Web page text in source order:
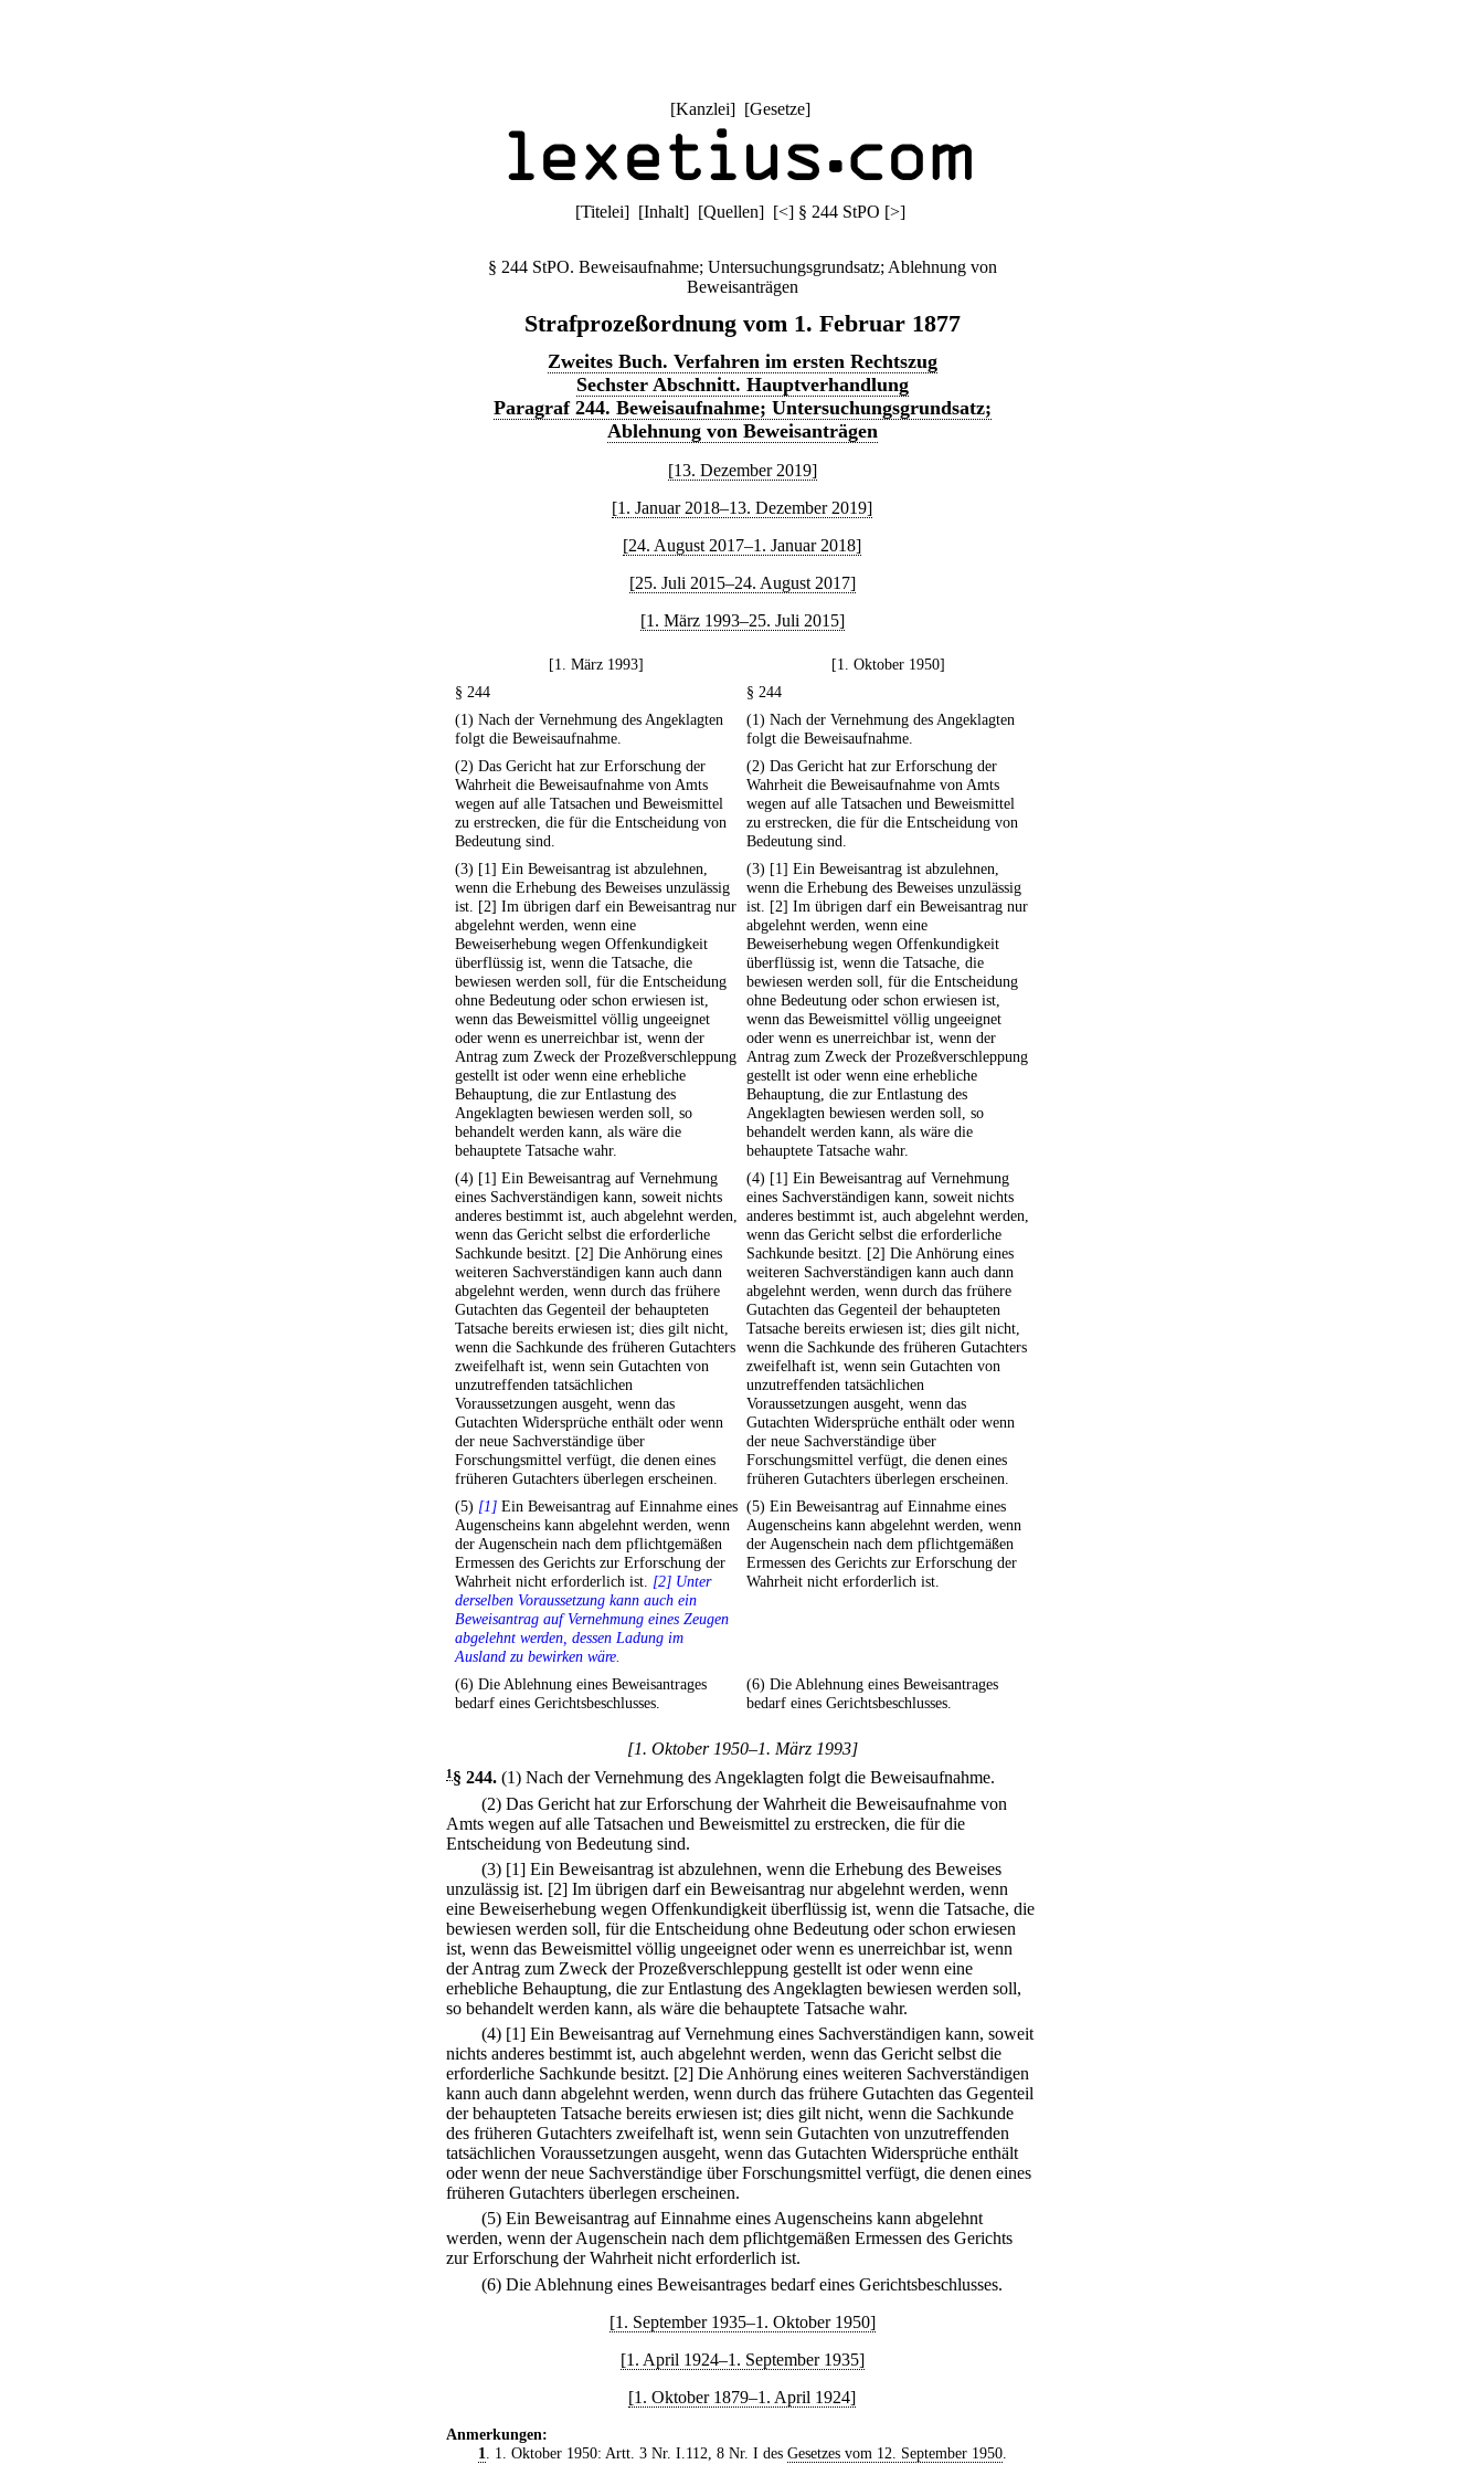
[Kanzlei] [Gesetze]
[Titelei] [Inhalt] [Quellen] [<] § 244 StPO [>]
§ 244 StPO. Beweisaufnahme; Untersuchungsgrundsatz; Ablehnung von
Beweisanträgen
Strafprozeßordnung vom 1. Februar 1877
Zweites Buch. Verfahren im ersten Rechtszug
Sechster Abschnitt. Hauptverhandlung
Paragraf 244. Beweisaufnahme; Untersuchungsgrundsatz;
Ablehnung von Beweisanträgen
[13. Dezember 2019]
[1. Januar 2018–13. Dezember 2019]
[24. August 2017–1. Januar 2018]
[25. Juli 2015–24. August 2017]
[1. März 1993–25. Juli 2015]
[1. März 1993]
[1. Oktober 1950]
§ 244
§ 244
(1) Nach der Vernehmung des Angeklagten
folgt die Beweisaufnahme.
(1) Nach der Vernehmung des Angeklagten
folgt die Beweisaufnahme.
(2) Das Gericht hat zur Erforschung der
Wahrheit die Beweisaufnahme von Amts
wegen auf alle Tatsachen und Beweismittel
zu erstrecken, die für die Entscheidung von
Bedeutung sind.
(2) Das Gericht hat zur Erforschung der
Wahrheit die Beweisaufnahme von Amts
wegen auf alle Tatsachen und Beweismittel
zu erstrecken, die für die Entscheidung von
Bedeutung sind.
(3) [1] Ein Beweisantrag ist abzulehnen,
wenn die Erhebung des Beweises unzulässig
ist. [2] Im übrigen darf ein Beweisantrag nur
abgelehnt werden, wenn eine
Beweiserhebung wegen Offenkundigkeit
überflüssig ist, wenn die Tatsache, die
bewiesen werden soll, für die Entscheidung
ohne Bedeutung oder schon erwiesen ist,
wenn das Beweismittel völlig ungeeignet
oder wenn es unerreichbar ist, wenn der
Antrag zum Zweck der Prozeßverschleppung
gestellt ist oder wenn eine erhebliche
Behauptung, die zur Entlastung des
Angeklagten bewiesen werden soll, so
behandelt werden kann, als wäre die
behauptete Tatsache wahr.
(3) [1] Ein Beweisantrag ist abzulehnen,
wenn die Erhebung des Beweises unzulässig
ist. [2] Im übrigen darf ein Beweisantrag nur
abgelehnt werden, wenn eine
Beweiserhebung wegen Offenkundigkeit
überflüssig ist, wenn die Tatsache, die
bewiesen werden soll, für die Entscheidung
ohne Bedeutung oder schon erwiesen ist,
wenn das Beweismittel völlig ungeeignet
oder wenn es unerreichbar ist, wenn der
Antrag zum Zweck der Prozeßverschleppung
gestellt ist oder wenn eine erhebliche
Behauptung, die zur Entlastung des
Angeklagten bewiesen werden soll, so
behandelt werden kann, als wäre die
behauptete Tatsache wahr.
(4) [1] Ein Beweisantrag auf Vernehmung
eines Sachverständigen kann, soweit nichts
anderes bestimmt ist, auch abgelehnt werden,
wenn das Gericht selbst die erforderliche
Sachkunde besitzt. [2] Die Anhörung eines
weiteren Sachverständigen kann auch dann
abgelehnt werden, wenn durch das frühere
Gutachten das Gegenteil der behaupteten
Tatsache bereits erwiesen ist; dies gilt nicht,
wenn die Sachkunde des früheren Gutachters
zweifelhaft ist, wenn sein Gutachten von
unzutreffenden tatsächlichen
Voraussetzungen ausgeht, wenn das
Gutachten Widersprüche enthält oder wenn
der neue Sachverständige über
Forschungsmittel verfügt, die denen eines
früheren Gutachters überlegen erscheinen.
(4) [1] Ein Beweisantrag auf Vernehmung
eines Sachverständigen kann, soweit nichts
anderes bestimmt ist, auch abgelehnt werden,
wenn das Gericht selbst die erforderliche
Sachkunde besitzt. [2] Die Anhörung eines
weiteren Sachverständigen kann auch dann
abgelehnt werden, wenn durch das frühere
Gutachten das Gegenteil der behaupteten
Tatsache bereits erwiesen ist; dies gilt nicht,
wenn die Sachkunde des früheren Gutachters
zweifelhaft ist, wenn sein Gutachten von
unzutreffenden tatsächlichen
Voraussetzungen ausgeht, wenn das
Gutachten Widersprüche enthält oder wenn
der neue Sachverständige über
Forschungsmittel verfügt, die denen eines
früheren Gutachters überlegen erscheinen.
(5) [1] Ein Beweisantrag auf Einnahme eines
Augenscheins kann abgelehnt werden, wenn
der Augenschein nach dem pflichtgemäßen
Ermessen des Gerichts zur Erforschung der
Wahrheit nicht erforderlich ist. [2] Unter
derselben Voraussetzung kann auch ein
Beweisantrag auf Vernehmung eines Zeugen
abgelehnt werden, dessen Ladung im
Ausland zu bewirken wäre.
(5) Ein Beweisantrag auf Einnahme eines
Augenscheins kann abgelehnt werden, wenn
der Augenschein nach dem pflichtgemäßen
Ermessen des Gerichts zur Erforschung der
Wahrheit nicht erforderlich ist.
(6) Die Ablehnung eines Beweisantrages
bedarf eines Gerichtsbeschlusses.
(6) Die Ablehnung eines Beweisantrages
bedarf eines Gerichtsbeschlusses.
[1. Oktober 1950–1. März 1993]
1§ 244. (1) Nach der Vernehmung des Angeklagten folgt die Beweisaufnahme.
(2) Das Gericht hat zur Erforschung der Wahrheit die Beweisaufnahme von
Amts wegen auf alle Tatsachen und Beweismittel zu erstrecken, die für die
Entscheidung von Bedeutung sind.
(3) [1] Ein Beweisantrag ist abzulehnen, wenn die Erhebung des Beweises
unzulässig ist. [2] Im übrigen darf ein Beweisantrag nur abgelehnt werden, wenn
eine Beweiserhebung wegen Offenkundigkeit überflüssig ist, wenn die Tatsache, die
bewiesen werden soll, für die Entscheidung ohne Bedeutung oder schon erwiesen
ist, wenn das Beweismittel völlig ungeeignet oder wenn es unerreichbar ist, wenn
der Antrag zum Zweck der Prozeßverschleppung gestellt ist oder wenn eine
erhebliche Behauptung, die zur Entlastung des Angeklagten bewiesen werden soll,
so behandelt werden kann, als wäre die behauptete Tatsache wahr.
(4) [1] Ein Beweisantrag auf Vernehmung eines Sachverständigen kann, soweit
nichts anderes bestimmt ist, auch abgelehnt werden, wenn das Gericht selbst die
erforderliche Sachkunde besitzt. [2] Die Anhörung eines weiteren Sachverständigen
kann auch dann abgelehnt werden, wenn durch das frühere Gutachten das Gegenteil
der behaupteten Tatsache bereits erwiesen ist; dies gilt nicht, wenn die Sachkunde
des früheren Gutachters zweifelhaft ist, wenn sein Gutachten von unzutreffenden
tatsächlichen Voraussetzungen ausgeht, wenn das Gutachten Widersprüche enthält
oder wenn der neue Sachverständige über Forschungsmittel verfügt, die denen eines
früheren Gutachters überlegen erscheinen.
(5) Ein Beweisantrag auf Einnahme eines Augenscheins kann abgelehnt
werden, wenn der Augenschein nach dem pflichtgemäßen Ermessen des Gerichts
zur Erforschung der Wahrheit nicht erforderlich ist.
(6) Die Ablehnung eines Beweisantrages bedarf eines Gerichtsbeschlusses.
[1. September 1935–1. Oktober 1950]
[1. April 1924–1. September 1935]
[1. Oktober 1879–1. April 1924]
Anmerkungen:
1
. 1. Oktober 1950: Artt. 3 Nr. I.112, 8 Nr. I des Gesetzes vom 12. September 1950.